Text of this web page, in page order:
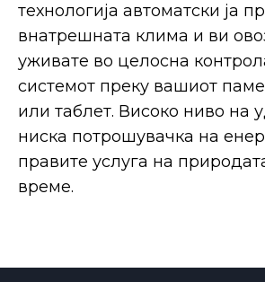
технологија автоматски ја
внатрешната клима и ви
уживате во целосна
системот преку вашиот
или таблет. Високо ниво на
ниска потрошувачка на
правите услуга на
време.